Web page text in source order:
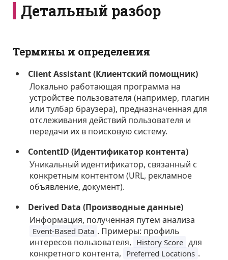
Детальный разбор
Термины и определения
Client Assistant (Клиентский помощник)
Локально работающая программа на
устройстве пользователя (например, плагин
или тулбар браузера), предназначенная для
отслеживания действий пользователя и
передачи их в поисковую систему.
ContentID (Идентификатор контента)
Уникальный идентификатор, связанный с
конкретным контентом (URL, рекламное
объявление, документ).
Derived Data (Производные данные)
Информация, полученная путем анализа
Event-Based Data . Примеры: профиль
интересов пользователя, History Score для
конкретного контента, Preferred Locations .